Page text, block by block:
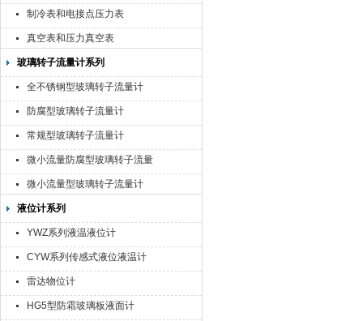
制冷表和电接点压力表
真空表和压力真空表
玻璃转子流量计系列
全不锈钢型玻璃转子流量计
防腐型玻璃转子流量计
常规型玻璃转子流量计
微小流量防腐型玻璃转子流量
计
微小流量型玻璃转子流量计
液位计系列
YWZ系列液温液位计
CYW系列传感式液位液温计
雷达物位计
HG5型防霜玻璃板液面计